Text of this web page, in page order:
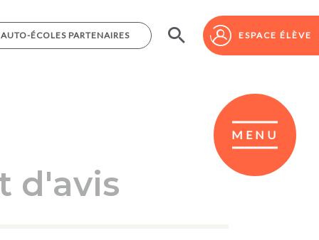
AUTO-ÉCOLES PARTENAIRES ESPACE ÉLÈVE
MENU
AUTO-ÉCOLES PARTENAIRES ESPACE ÉLÈVE
d'avis